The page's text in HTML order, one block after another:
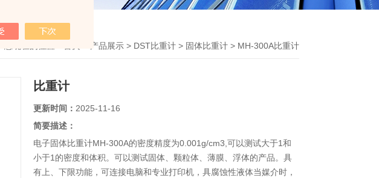
产品展示 > DST比重计 > 固体比重计 > MH-300A比重计
比重计
更新时间： 2025-11-16
简要描述：
电子固体比重计MH-300A的密度精度为0.001g/cm3,可以测试大于1和
小于1的密度和体积。可以测试固体、颗粒体、薄膜、浮体的产品。具
有上、下限功能，可连接电脑和专业打印机，具腐蚀性液体当媒介时，